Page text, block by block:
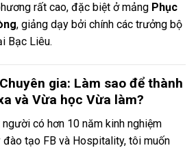
rất cao, đặc biệt ở mảng Phục
, giảng dạy bởi chính các trưởng bộ
Bạc Liêu.
gia: Làm sao để thành
và Vừa học Vừa làm?
có hơn 10 năm kinh nghiệm
tạo FB và Hospitality, tôi muốn